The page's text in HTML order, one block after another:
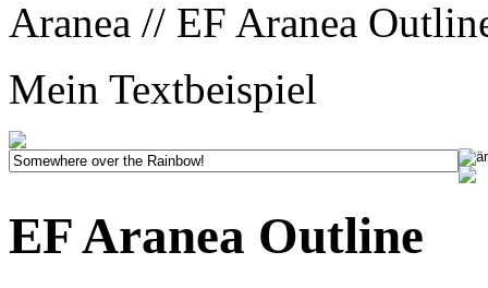
Aranea // EF Aranea
Mein Textbeispiel
EF Aranea Outline